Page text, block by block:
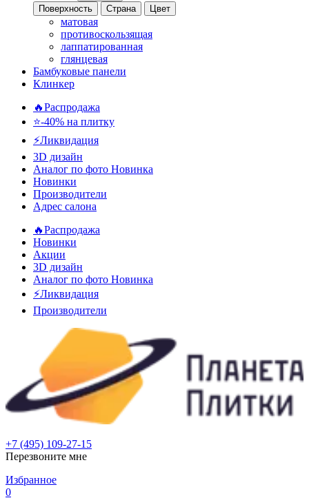
Поверхность
Страна Цвет
матовая
противоскользящая
лаппатированная
глянцевая
Бамбуковые панели
Клинкер
🔥Распродажа
⭐-40% на плитку
⚡️Ликвидация
3D дизайн
Аналог по фото Новинка
Новинки
Производители
Адрес салона
🔥Распродажа
Новинки
Акции
3D дизайн
Аналог по фото Новинка
⚡Ликвидация
Производители
+7 (495) 109-27-15
Перезвоните мне
Избранное
0